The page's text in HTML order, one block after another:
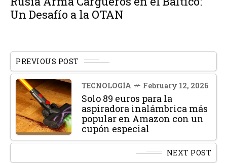
Un Desafío a la OTAN
PREVIOUS POST
TECNOLOGÍA February 12, 2026
Solo 89 euros para la
aspiradora inalámbrica más
popular en Amazon con un
cupón especial
NEXT POST